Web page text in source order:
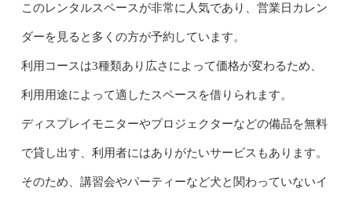
このレンタルスペースが非常に人気であり、営業日カレン
ダーを見ると多くの方が予約しています。
利用コースは3種類あり広さによって価格が変わるため、
利用用途によって適したスペースを借りられます。
ディスプレイモニターやプロジェクターなどの備品を無料
で貸し出す、利用者にはありがたいサービスもあります。
そのため、講習会やパーティーなど犬と関わっていないイ